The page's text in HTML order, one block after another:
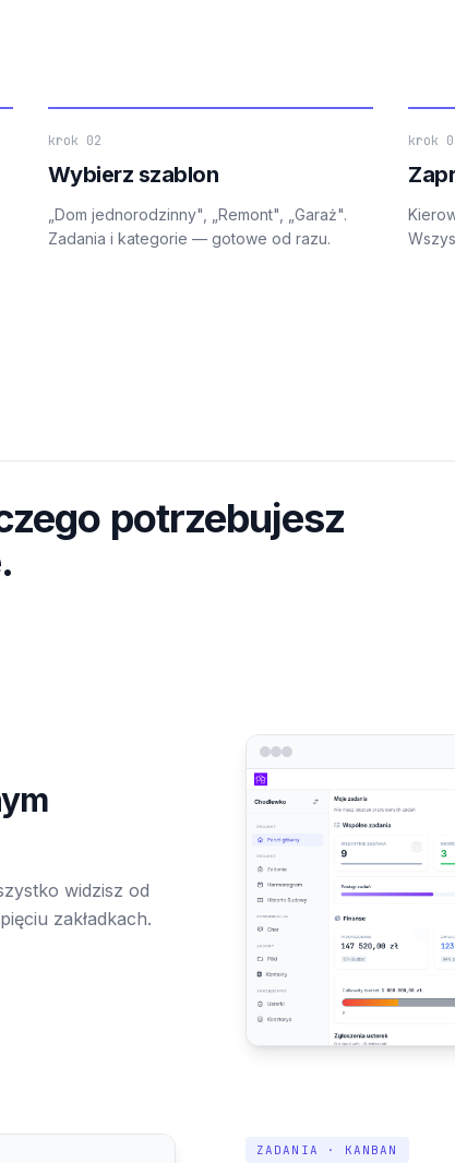
krok 02
Wybierz szablon
„Dom jednorodzinny", „Remont", „Garaż".
Zadania i kategorie — gotowe od razu.
krok
potrzebujesz
widzisz od
zakładkach.
ZADANIA · KANBAN